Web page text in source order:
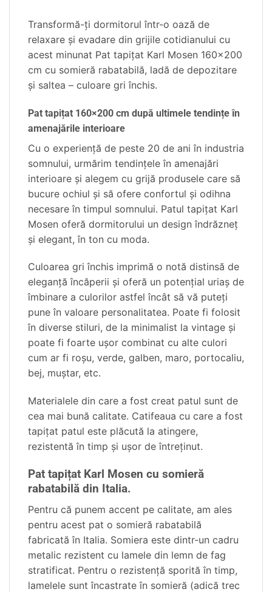
Transformă-ți dormitorul într-o oază de
relaxare și evadare din grijile cotidianului cu
acest minunat Pat tapițat Karl Mosen 160×200
cm cu somieră rabatabilă, ladă de depozitare
și saltea – culoare gri închis.
Pat tapițat 160×200 cm după ultimele tendințe în
amenajările interioare
Cu o experiență de peste 20 de ani în industria
somnului, urmărim tendințele în amenajări
interioare și alegem cu grijă produsele care să
bucure ochiul și să ofere confortul și odihna
necesare în timpul somnului. Patul tapițat Karl
Mosen oferă dormitorului un design îndrăzneţ
şi elegant, în ton cu moda.
Culoarea gri închis imprimă o notă distinsă de
eleganță încăperii și oferă un potențial uriaș de
îmbinare a culorilor astfel încât să vă puteți
pune în valoare personalitatea. Poate fi folosit
în diverse stiluri, de la minimalist la vintage și
poate fi foarte ușor combinat cu alte culori
cum ar fi roșu, verde, galben, maro, portocaliu,
bej, muștar, etc.
Materialele din care a fost creat patul sunt de
cea mai bună calitate. Catifeaua cu care a fost
tapiţat patul este plăcută la atingere,
rezistentă în timp şi uşor de întreţinut.
Pat tapițat Karl Mosen cu somieră
rabatabilă din Italia.
Pentru că punem accent pe calitate, am ales
pentru acest pat o somieră rabatabilă
fabricată în Italia. Somiera este dintr-un cadru
metalic rezistent cu lamele din lemn de fag
stratificat. Pentru o rezistenţă sporită în timp,
lamelele sunt încastrate în somieră (adică trec